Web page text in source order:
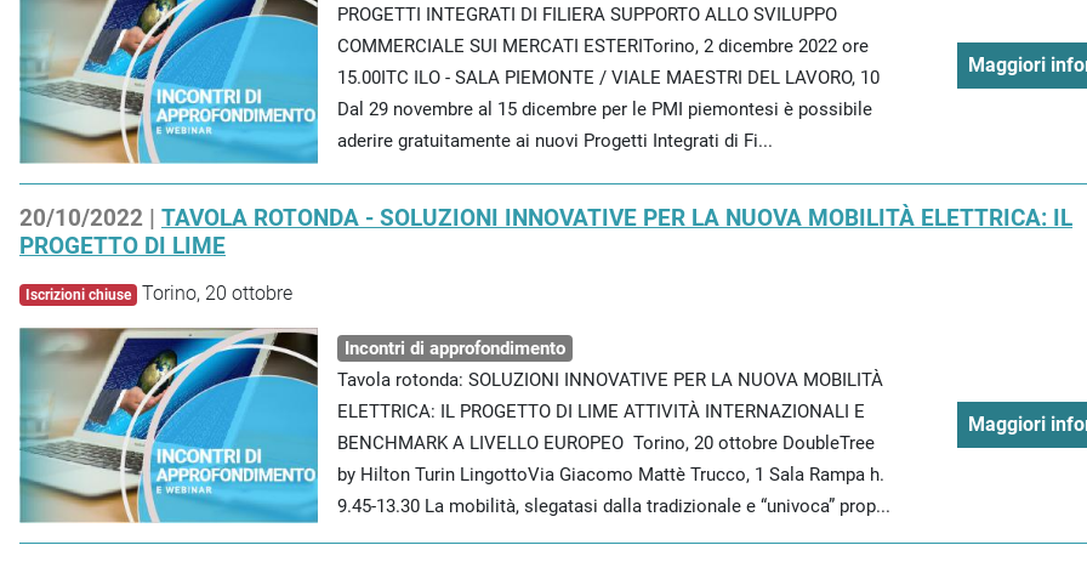
PROGETTI INTEGRATI DI FILIERA SUPPORTO ALLO SVILUPPO
COMMERCIALE SUI MERCATI ESTERITorino, 2 dicembre 2022 ore
15.00ITC ILO - SALA PIEMONTE / VIALE MAESTRI DEL LAVORO, 10
Dal 29 novembre al 15 dicembre per le PMI piemontesi è possibile
aderire gratuitamente ai nuovi Progetti Integrati di Fi...
Maggiori
20/10/2022 | TAVOLA ROTONDA - SOLUZIONI INNOVATIVE PER LA NUOVA MOBILITÀ ELETTRICA: IL
PROGETTO DI LIME
Iscrizioni chiuse Torino, 20 ottobre
Incontri di approfondimento
Tavola rotonda: SOLUZIONI INNOVATIVE PER LA NUOVA MOBILITÀ
ELETTRICA: IL PROGETTO DI LIME ATTIVITÀ INTERNAZIONALI E
BENCHMARK A LIVELLO EUROPEO Torino, 20 ottobre DoubleTree
by Hilton Turin LingottoVia Giacomo Mattè Trucco, 1 Sala Rampa h.
9.45-13.30 La mobilità, slegatasi dalla tradizionale e “univoca” prop...
Maggiori